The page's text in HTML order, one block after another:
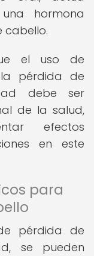
hormona
cabello.
el uso de
pérdida de
debe ser
de la salud,
efectos
en este
para
pérdida de
se pueden